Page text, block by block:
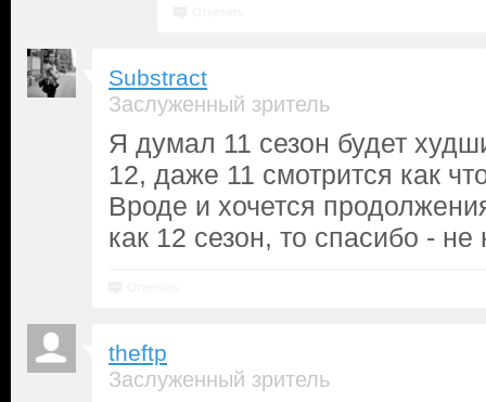
Substract
Заслуженный зритель
Я думал 11 сезон будет
12, даже 11 смотрится как
Вроде и хочется
как 12 сезон, то спасибо - не
theftp
Заслуженный зритель